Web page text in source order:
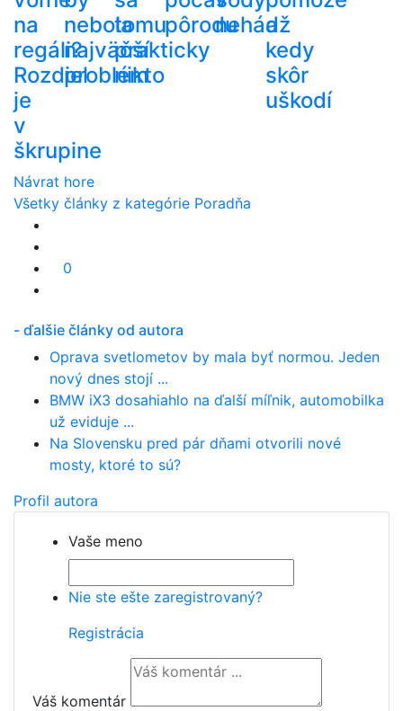
na
regáli?
Rozdiel
je
v
škrupine
nebola
najväčší
problém
tomu
prakticky
nikto
pôrodunehádž
a
kedy
skôr
uškodí
Návrat hore
Všetky články z kategórie Poradňa
0
- ďalšie články od autora
Oprava svetlometov by mala byť normou. Jeden
nový dnes stojí ...
BMW iX3 dosahiahlo na ďalší míľnik, automobilka
už eviduje ...
Na Slovensku pred pár dňami otvorili nové
mosty, ktoré to sú?
Profil autora
Vaše meno
Nie ste ešte zaregistrovaný?
Registrácia
Váš komentár